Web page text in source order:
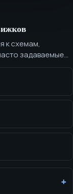
к схемам,
задаваемые
об организации и
должна
сущности,
и факты об
путь.